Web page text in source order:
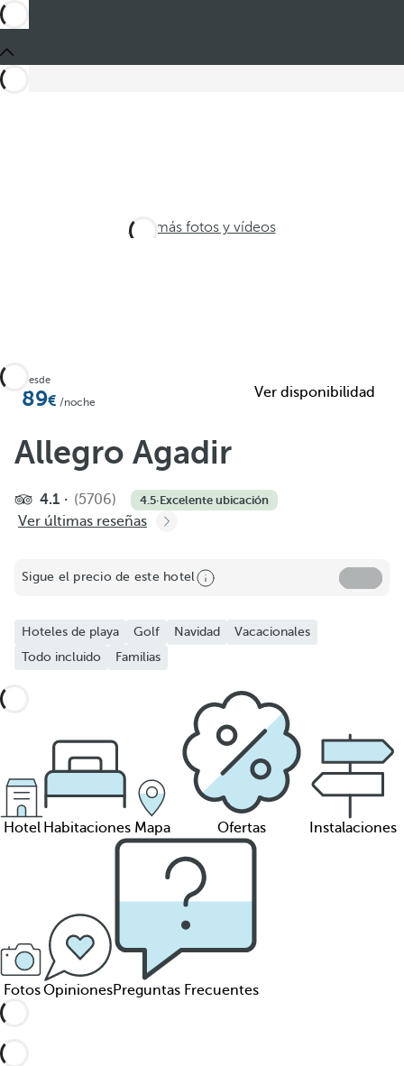
Ver más fotos y vídeos
Desde
89 /noche
Ver disponibilidad
Allegro Agadir
4.1 (5706) 4.5·Excelente ubicación
Ver últimas reseñas
Sigue el precio de este hotel
Hoteles de playa Golf Navidad
Vacacionales
Todo incluido
Familias
Hotel Habitaciones Mapa Ofertas Instalaciones
FotosOpinionesPreguntas Frecuentes